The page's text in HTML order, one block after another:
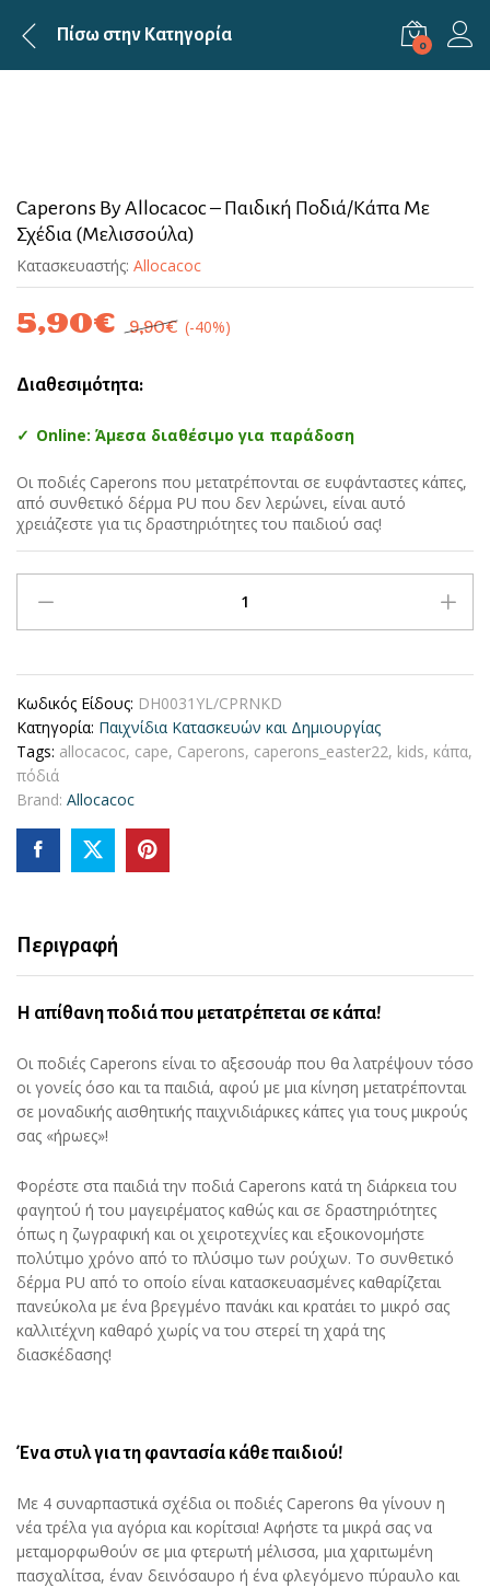
Πίσω στην Κατηγορία 0
Caperons By Allocacoc – Παιδική Ποδιά/Κάπα Με
Σχέδια (Μελισσούλα)
Κατασκευαστής: Allocacoc
5,90€ 9,90€ (-40%)
Διαθεσιμότητα:
Online: Άμεσα διαθέσιμο για παράδοση
Οι ποδιές Caperons που μετατρέπονται σε ευφάνταστες κάπες,
από συνθετικό δέρμα PU που δεν λερώνει, είναι αυτό
χρειάζεστε για τις δραστηριότητες του παιδιού σας!
Allocacoc
Παιδική
Ποδιά/
Κάπα
Με
Σχέδια
(Μελισσούλα)
quantity
Κωδικός Είδους: DH0031YL/CPRNKD
Κατηγορία: Παιχνίδια Κατασκευών και Δημιουργίας
Tags: allocacoc, cape, Caperons, caperons_easter22, kids, κάπα,
πόδιά
Brand: Allocacoc
Περιγραφή
Η απίθανη ποδιά που μετατρέπεται σε κάπα!
Οι ποδιές Caperons είναι το αξεσουάρ που θα λατρέψουν τόσο
οι γονείς όσο και τα παιδιά, αφού με μια κίνηση μετατρέπονται
σε μοναδικής αισθητικής παιχνιδιάρικες κάπες για τους μικρούς
σας «ήρωες»!
Φορέστε στα παιδιά την ποδιά Caperons κατά τη διάρκεια του
φαγητού ή του μαγειρέματος καθώς και σε δραστηριότητες
όπως η ζωγραφική και οι χειροτεχνίες και εξοικονομήστε
πολύτιμο χρόνο από το πλύσιμο των ρούχων. Το συνθετικό
δέρμα PU από το οποίο είναι κατασκευασμένες καθαρίζεται
πανεύκολα με ένα βρεγμένο πανάκι και κρατάει το μικρό σας
καλλιτέχνη καθαρό χωρίς να του στερεί τη χαρά της
διασκέδασης!
Ένα στυλ για τη φαντασία κάθε παιδιού!
Με 4 συναρπαστικά σχέδια οι ποδιές Caperons θα γίνουν η
νέα τρέλα για αγόρια και κορίτσια! Αφήστε τα μικρά σας να
μεταμορφωθούν σε μια φτερωτή μέλισσα, μια χαριτωμένη
πασχαλίτσα, έναν δεινόσαυρο ή ένα φλεγόμενο πύραυλο και